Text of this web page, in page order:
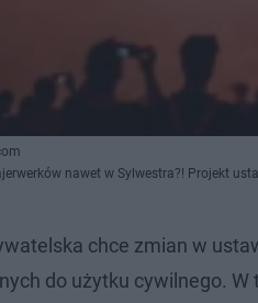
nawet w Sylwestra?! Projekt
chce zmian w
do użytku cywilnego. W